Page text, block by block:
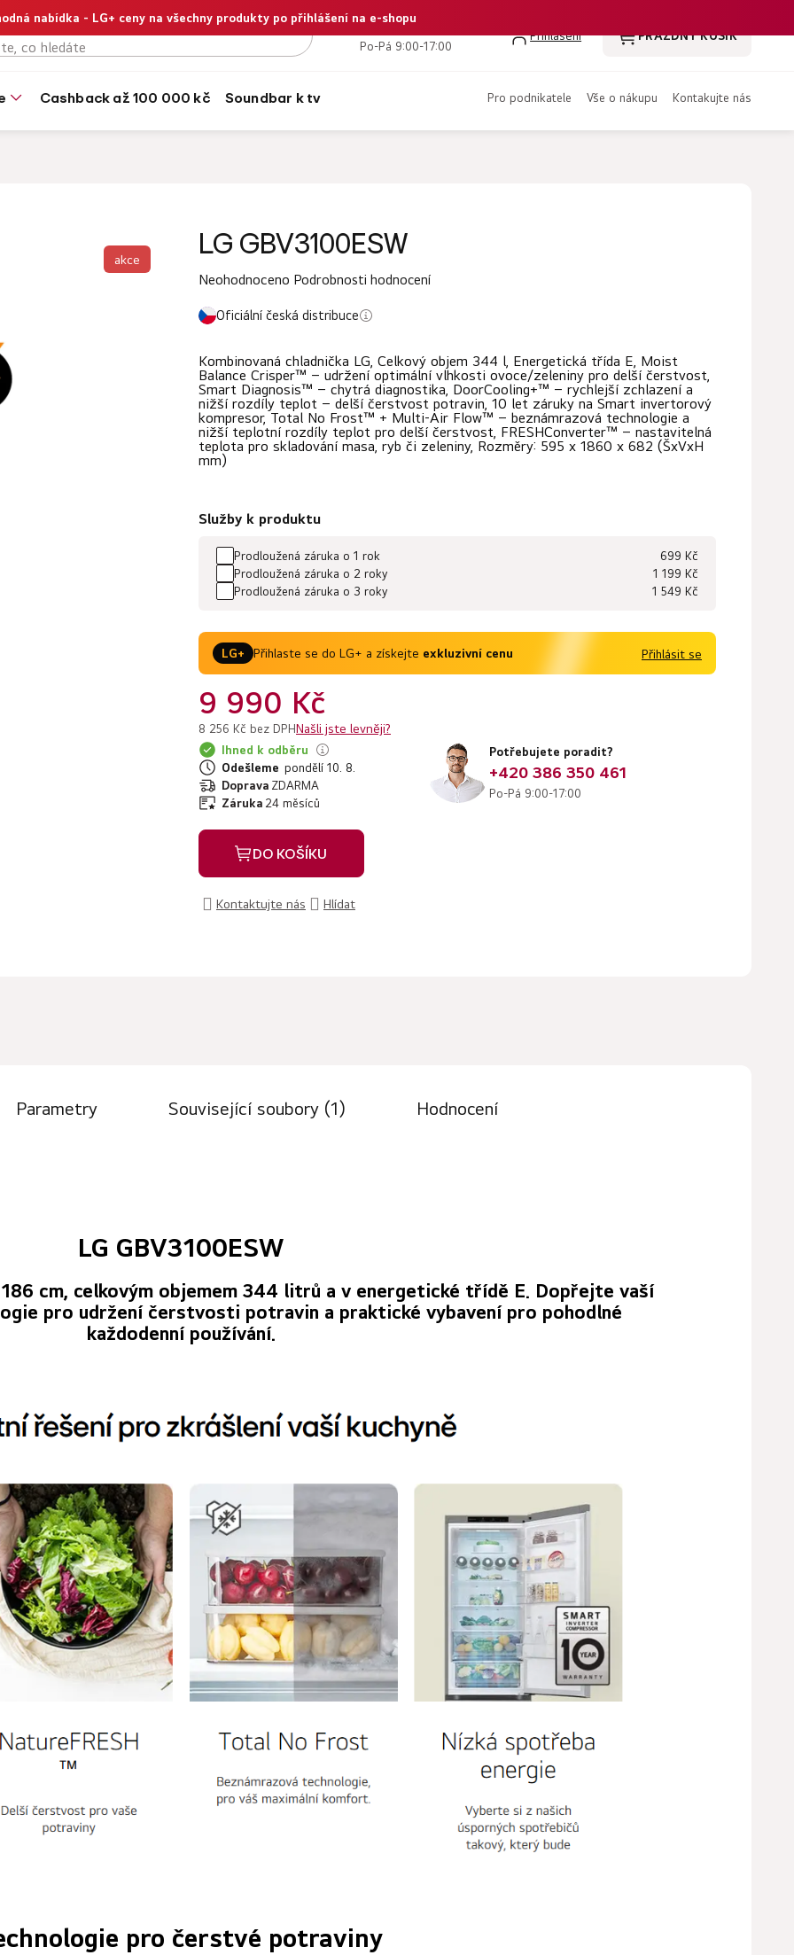
nabídka - LG+ ceny na všechny produkty po přihlášení na e-shopu+420 386 350 461
Po-Pá 9:00-17:00
Přihlášení
NÁKUPNÍ
PRÁZDNÝ KOŠÍK
cashback až 100 000 kč soundbar k tv pro podnikatele vše o nákupu kontakujte nás
LG GBV3100ESW
Průměrné
produktu
0,0
z
5
hvězdiček.
Neohodnoceno Podrobnosti hodnocení
Oficiální česká distribuce
Kombinovaná chladnička LG, Celkový objem 344 l, Energetická třída E, Moist
Balance Crisper™ – udržení optimální vlhkosti ovoce/zeleniny pro delší čerstvost,
Smart Diagnosis™ – chytrá diagnostika, DoorCooling+™ – rychlejší zchlazení a
nižší rozdíly teplot – delší čerstvost potravin, 10 let záruky na Smart invertorový
kompresor, Total No Frost™ + Multi-Air Flow™ – beznámrazová technologie a
nižší teplotní rozdíly teplot pro delší čerstvost, FRESHConverter™ – nastavitelná
teplota pro skladování masa, ryb či zeleniny, Rozměry: 595 x 1860 x 682 (ŠxVxH
mm)
Služby k produktu
Prodloužená záruka o 1 rok
699 Kč
Prodloužená záruka o 2 roky
1 199 Kč
Prodloužená záruka o 3 roky
1 549 Kč
LG+ Přihlaste se do LG+ a získejte exkluzivní cenu Přihlásit se
9 990 Kč
8 256 Kč bez DPHNašli jste levněji?
Ihned k odběru
Odešleme pondělí 10. 8.
Doprava ZDARMA
Záruka 24 měsíců
Potřebujete poradit?
+420 386 350 461
Po-Pá 9:00-17:00
DO KOŠÍKU
Kontaktujte nás Hlídat
akce
Parametry Související soubory (1) Hodnocení
LG GBV3100ESW
186 cm, celkovým objemem 344 litrů a v energetické třídě E. Dopřejte vaší
pro udržení čerstvosti potravin a praktické vybavení pro pohodlné
každodenní používání.
pro čerstvé potraviny